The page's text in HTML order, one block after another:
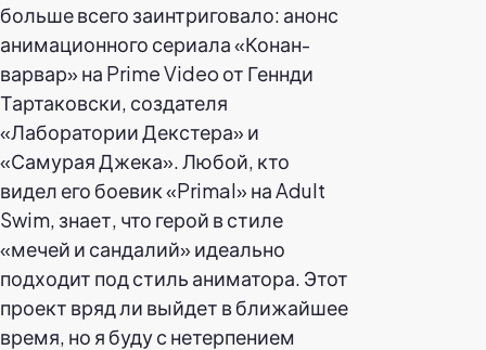
больше всего заинтриговало: анонс
анимационного сериала «Конан-
варвар» на Prime Video от Геннди
Тартаковски, создателя
«Лаборатории Декстера» и
«Самурая Джека». Любой, кто
видел его боевик «Primal» на Adult
Swim, знает, что герой в стиле
«мечей и сандалий» идеально
подходит под стиль аниматора. Этот
проект вряд ли выйдет в ближайшее
время, но я буду с нетерпением